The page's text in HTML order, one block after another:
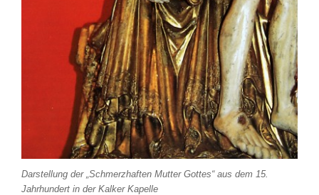
Darstellung der „Schmerzhaften Mutter Gottes“ aus dem 15.
Jahrhundert in der Kalker Kapelle